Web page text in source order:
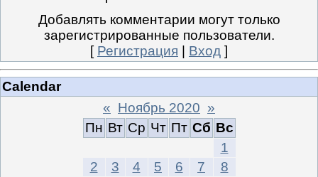
Добавлять комментарии могут только
зарегистрированные пользователи.
[ Регистрация Вход ]
Calendar
« Ноябрь 2020 »
Пн Вт Ср Чт Пт Сб Вс
1
2
3 4 5 6 7
8